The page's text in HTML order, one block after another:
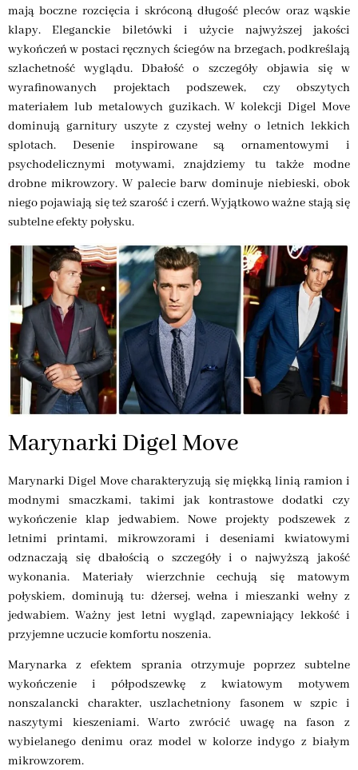
mają boczne rozcięcia i skróconą długość pleców oraz wąskie
klapy. Eleganckie biletówki i użycie najwyższej jakości
wykończeń w postaci ręcznych ściegów na brzegach, podkreślają
szlachetność wyglądu. Dbałość o szczegóły objawia się w
wyrafinowanych projektach podszewek, czy obszytych
materiałem lub metalowych guzikach. W kolekcji Digel Move
dominują garnitury uszyte z czystej wełny o letnich lekkich
splotach. Desenie inspirowane są ornamentowymi i
psychodelicznymi motywami, znajdziemy tu także modne
drobne mikrowzory. W palecie barw dominuje niebieski, obok
niego pojawiają się też szarość i czerń. Wyjątkowo ważne stają się
subtelne efekty połysku.
Marynarki Digel Move
Marynarki Digel Move charakteryzują się miękką linią ramion i
modnymi smaczkami, takimi jak kontrastowe dodatki czy
wykończenie klap jedwabiem. Nowe projekty podszewek z
letnimi printami, mikrowzorami i deseniami kwiatowymi
odznaczają się dbałością o szczegóły i o najwyższą jakość
wykonania. Materiały wierzchnie cechują się matowym
połyskiem, dominują tu: dżersej, wełna i mieszanki wełny z
jedwabiem. Ważny jest letni wygląd, zapewniający lekkość i
przyjemne uczucie komfortu noszenia.
Marynarka z efektem sprania otrzymuje poprzez subtelne
wykończenie i półpodszewkę z kwiatowym motywem
nonszalancki charakter, uszlachetniony fasonem w szpic i
naszytymi kieszeniami. Warto zwrócić uwagę na fason z
wybielanego denimu oraz model w kolorze indygo z białym
mikrowzorem.